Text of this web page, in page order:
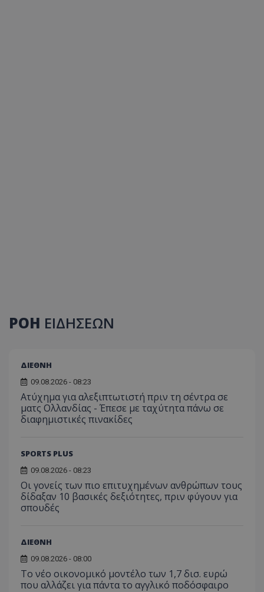
ΡΟΗ ΕΙΔΗΣΕΩΝ
ΔΙΕΘΝΗ
09.08.2026 - 08:23
Ατύχημα για αλεξιπτωτιστή πριν τη σέντρα σε
ματς Ολλανδίας - Έπεσε με ταχύτητα πάνω σε
διαφημιστικές πινακίδες
SPORTS PLUS
09.08.2026 - 08:23
Οι γονείς των πιο επιτυχημένων ανθρώπων τους
δίδαξαν 10 βασικές δεξιότητες, πριν φύγουν για
σπουδές
ΔΙΕΘΝΗ
09.08.2026 - 08:00
Το νέο οικονομικό μοντέλο των 1,7 δισ. ευρώ
που αλλάζει για πάντα το αγγλικό ποδόσφαιρο